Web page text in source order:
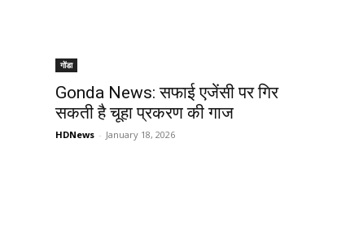
गोंडा
Gonda News: सफाई एजेंसी पर गिर
सकती है चूहा प्रकरण की गाज
HDNews - January 18, 2026